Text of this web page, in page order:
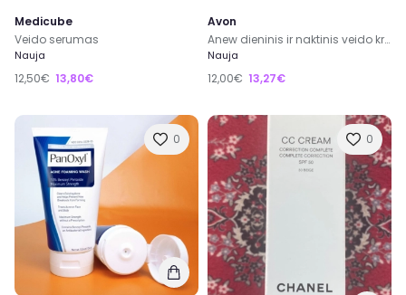
Medicube
Veido serumas
Nauja
12,50€ 13,80€
Avon
Anew dieninis ir naktinis veido kremas nuo 45 metų po 12 eur, Šiauliai, kitur siunčiu
Nauja
12,00€ 13,27€
0 0